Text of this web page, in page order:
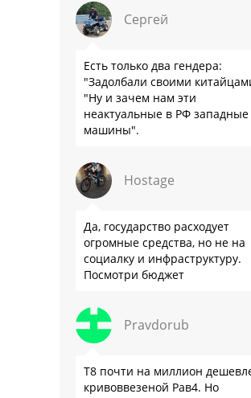
Сергей
Есть только два гендера:
"Задолбали своими
"Ну и зачем нам эти
неактуальные в РФ западные
машины".
Hostage
Да, государство расходует
огромные средства, но не на
социалку и инфраструктуру.
Посмотри бюджет
Pravdorub
Т8 почти на миллион
кривоввезеной Рав4. Но